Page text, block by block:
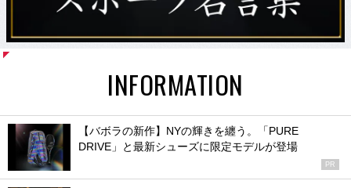
INFORMATION
【バボラの新作】NYの輝きを纏う。「PURE
DRIVE」と最新シューズに限定モデルが登場
PR